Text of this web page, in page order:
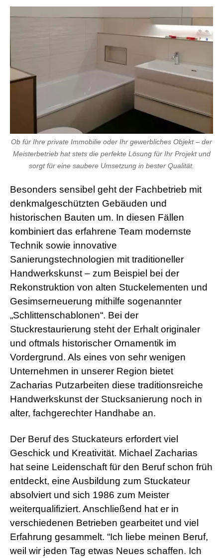
Ob für Ihre private Immobilie oder Ihr gewerbliches Objekt – der
Meisterbetrieb hat stets die perfekte Lösung für Ihr Projekt und
sorgt für eine saubere Umsetzung in bester Qualität.
Besonders sensibel geht der Fachbetrieb mit
denkmalgeschützten Gebäuden und
historischen Bauten um. In diesen Fällen
kombiniert das erfahrene Team modernste
Technik sowie innovative
Sanierungstechnologien mit traditioneller
Handwerkskunst – zum Beispiel bei der
Rekonstruktion von alten Stuckelementen und
Gesimserneuerung mithilfe sogenannter
„Schlittenschablonen“. Bei der
Stuckrestaurierung steht der Erhalt originaler
und oftmals historischer Ornamentik im
Vordergrund. Als eines von sehr wenigen
Unternehmen in unserer Region bietet
Zacharias Putzarbeiten diese traditionsreiche
Handwerkskunst der Stucksanierung noch in
alter, fachgerechter Handhabe an.
Der Beruf des Stuckateurs erfordert viel
Geschick und Kreativität. Michael Zacharias
hat seine Leidenschaft für den Beruf schon früh
entdeckt, eine Ausbildung zum Stuckateur
absolviert und sich 1986 zum Meister
weiterqualifiziert. Anschließend hat er in
verschiedenen Betrieben gearbeitet und viel
Erfahrung gesammelt. “Ich liebe meinen Beruf,
weil wir jeden Tag etwas Neues schaffen. Ich